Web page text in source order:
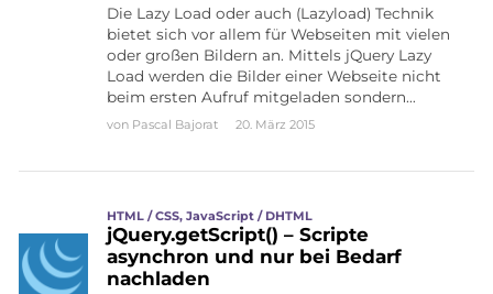
Die Lazy Load oder auch (Lazyload) Technik
bietet sich vor allem für Webseiten mit vielen
oder großen Bildern an. Mittels jQuery Lazy
Load werden die Bilder einer Webseite nicht
beim ersten Aufruf mitgeladen sondern…
von Pascal Bajorat 20. März 2015
HTML / CSS,JavaScript / DHTML
jQuery.getScript() – Scripte
asynchron und nur bei Bedarf
nachladen